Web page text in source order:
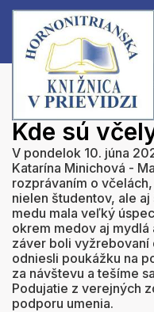
Hlavná stránka
Z našich
Kde sú včely, tam je život
Kde sú
V pondelok 10. júna
Katarína Minichová -
rozprávaním o
nielen študentov, ale
medu mala veľký
okrem medov aj
záver boli
odniesli poukážku na
za návštevu a tešíme
Podujatie z verejných
podporu umenia.